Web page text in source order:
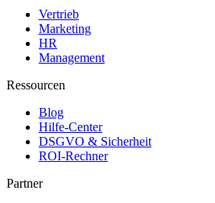
Vertrieb
Marketing
HR
Management
Ressourcen
Blog
Hilfe-Center
DSGVO & Sicherheit
ROI-Rechner
Partner